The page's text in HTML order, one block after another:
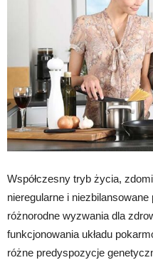
Współczesny tryb życia,
nieregularne i niezbilansowane
różnorodne wyzwania dla
funkcjonowania układu
różne predyspozycje